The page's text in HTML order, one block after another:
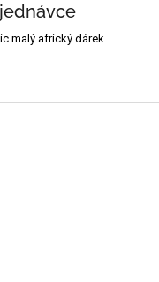
malý africký dárek.